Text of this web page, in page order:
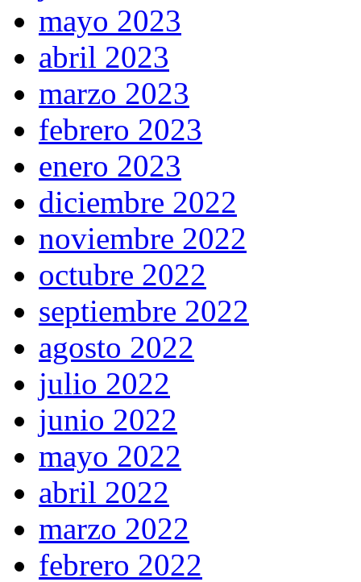
mayo 2023
abril 2023
marzo 2023
febrero 2023
enero 2023
diciembre 2022
noviembre 2022
octubre 2022
septiembre 2022
agosto 2022
julio 2022
junio 2022
mayo 2022
abril 2022
marzo 2022
febrero 2022